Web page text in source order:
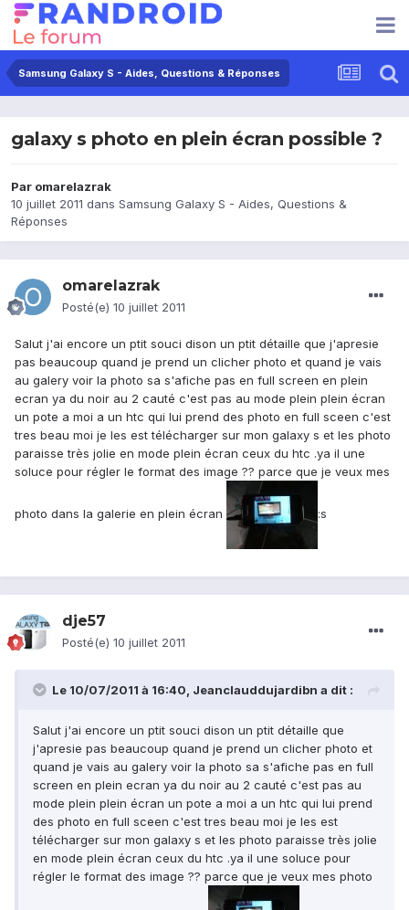
Samsung Galaxy S - Aides, Questions & Réponses
galaxy s photo en plein écran possible ?
Par omarelazrak
10 juillet 2011 dans Samsung Galaxy S - Aides, Questions &
Réponses
omarelazrak
Posté(e) 10 juillet 2011
Salut j'ai encore un ptit souci dison un ptit détaille que j'apresie
pas beaucoup quand je prend un clicher photo et quand je vais
au galery voir la photo sa s'afiche pas en full screen en plein
ecran ya du noir au 2 cauté c'est pas au mode plein plein écran
un pote a moi a un htc qui lui prend des photo en full sceen c'est
tres beau moi je les est télécharger sur mon galaxy s et les photo
paraisse très jolie en mode plein écran ceux du htc .ya il une
soluce pour régler le format des image ?? parce que je veux mes
photo dans la galerie en plein écran :s
dje57
Posté(e) 10 juillet 2011
Le 10/07/2011 à 16:40, Jeanclauddujardibn a dit :
Salut j'ai encore un ptit souci dison un ptit détaille que
j'apresie pas beaucoup quand je prend un clicher photo et
quand je vais au galery voir la photo sa s'afiche pas en full
screen en plein ecran ya du noir au 2 cauté c'est pas au
mode plein plein écran un pote a moi a un htc qui lui prend
des photo en full sceen c'est tres beau moi je les est
télécharger sur mon galaxy s et les photo paraisse très jolie
en mode plein écran ceux du htc .ya il une soluce pour
régler le format des image ?? parce que je veux mes photo